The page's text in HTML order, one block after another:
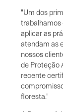
"Um dos
trabalhamos
aplicar as
atendam as
nossos
de Proteção
recente
floresta."